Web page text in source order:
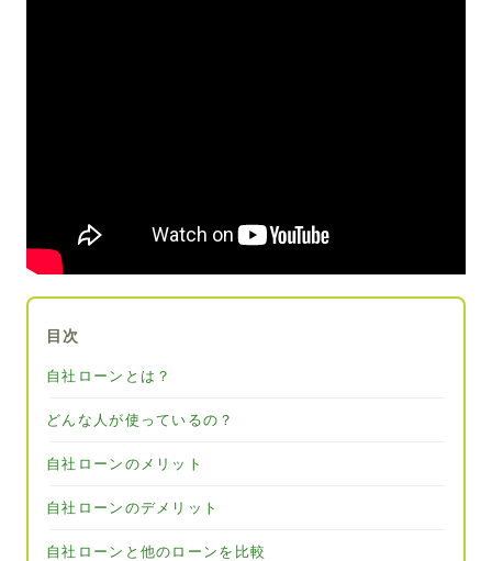
目次
自社ローンとは？
どんな人が使っているの？
自社ローンのメリット
自社ローンのデメリット
自社ローンと他のローンを比較